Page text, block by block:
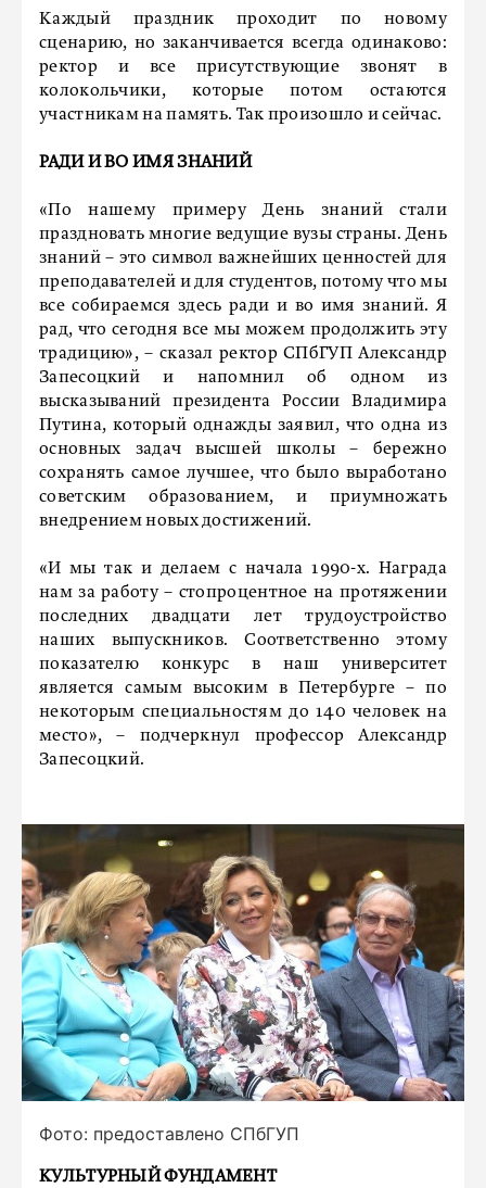
Каждый праздник проходит по новому
сценарию, но заканчивается всегда одинаково:
ректор и все присутствующие звонят в
колокольчики, которые потом остаются
участникам на память. Так произошло и сейчас.
РАДИ И ВО ИМЯ ЗНАНИЙ
«По нашему примеру День знаний стали
праздновать многие ведущие вузы страны. День
знаний – это символ важнейших ценностей для
преподавателей и для студентов, потому что мы
все собираемся здесь ради и во имя знаний. Я
рад, что сегодня все мы можем продолжить эту
традицию», – сказал ректор СПбГУП Александр
Запесоцкий и напомнил об одном из
высказываний президента России Владимира
Путина, который однажды заявил, что одна из
основных задач высшей школы – бережно
сохранять самое лучшее, что было выработано
советским образованием, и приумножать
внедрением новых достижений.
«И мы так и делаем с начала 1990-х. Награда
нам за работу – стопроцентное на протяжении
последних двадцати лет трудоустройство
наших выпускников. Соответственно этому
показателю конкурс в наш университет
является самым высоким в Петербурге – по
некоторым специальностям до 140 человек на
место», – подчеркнул профессор Александр
Запесоцкий.
Фото: предоставлено СПбГУП
КУЛЬТУРНЫЙ ФУНДАМЕНТ